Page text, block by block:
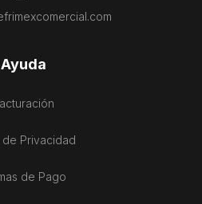
Ayuda
de Privacidad
de Pago